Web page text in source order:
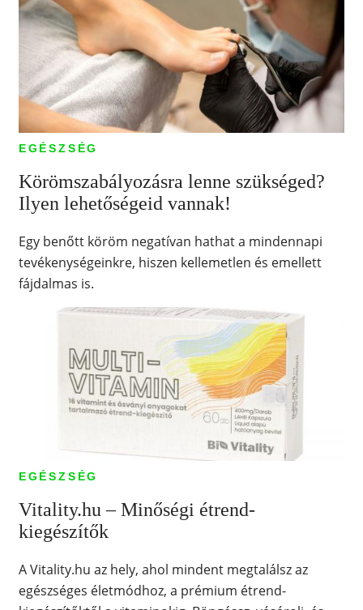
EGÉSZSÉG
Körömszabályozásra lenne szükséged?
Ilyen lehetőségeid vannak!
Egy benőtt köröm negatívan hathat a mindennapi
tevékenységeinkre, hiszen kellemetlen és emellett
fájdalmas is.
EGÉSZSÉG
Vitality.hu – Minőségi étrend-
kiegészítők
A Vitality.hu az hely, ahol mindent megtalálsz az
egészséges életmódhoz, a prémium étrend-